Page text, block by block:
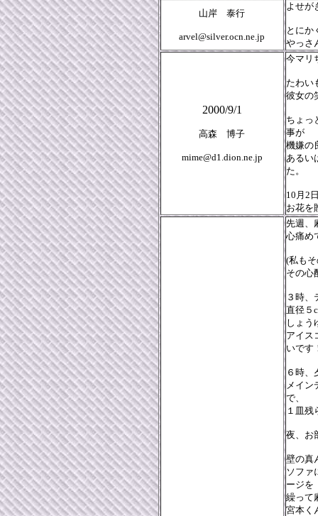
山岸 泰行
arvel@silver.ocn.ne.jp
よせ
とに
やっさ
2000/9/1
高森 博子
mime@d1.dion.ne.jp
今マリ
たわい
彼女の
ちょっ
事が
機嫌の
あるい
た。
10月2
お花を
先週、
心痛め
(私も
その心
３時、
直径５
しょう
アイス
いです
６時、
メイン
で、
１皿残
夜、お
壁の真
ソファ
ージを
繰って
宮本く